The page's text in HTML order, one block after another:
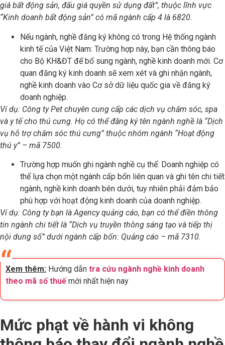
giá bất động sản, đấu giá quyền sử dụng đất”, thuộc lĩnh vực
“Kinh doanh bất động sản” có mã ngành cấp 4 là 6820.
Nếu ngành, nghề đăng ký không có trong Hệ thống ngành
kinh tế của Việt Nam: Trường hợp này, bạn cần thông báo
cho Bộ KH&ĐT để bổ sung ngành, nghề kinh doanh mới. Cơ
quan đăng ký kinh doanh sẽ xem xét và ghi nhận ngành,
nghề kinh doanh vào Cơ sở dữ liệu quốc gia về đăng ký
doanh nghiệp.
Ví dụ: Công ty Pet chuyên cung cấp các dịch vụ chăm sóc, spa
và y tế cho thú cưng. Họ có thể đăng ký tên ngành nghề là “Dịch
vụ hỗ trợ chăm sóc thú cưng” thuộc nhóm ngành “Hoạt động
thú y” – mã 7500.
Trường hợp muốn ghi ngành nghề cụ thể: Doanh nghiệp có
thể lựa chọn một ngành cấp bốn liên quan và ghi tên chi tiết
ngành, nghề kinh doanh bên dưới, tuy nhiên phải đảm bảo
phù hợp với hoạt động kinh doanh của doanh nghiệp.
Ví dụ: Công ty bạn là Agency quảng cáo, bạn có thể điền thông
tin ngành chi tiết là “Dịch vụ truyền thông sáng tạo và tiếp thị
nội dung số” dưới ngành cấp bốn: Quảng cáo – mã 7310.
Xem thêm: Hướng dẫn tra cứu ngành nghề kinh doanh
theo mã số thuế mới nhất hiện nay
Mức phạt về hành vi không